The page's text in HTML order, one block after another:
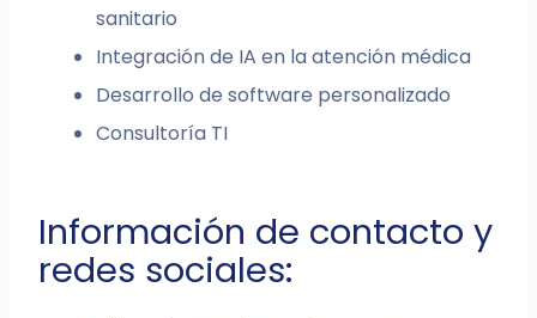
sanitario
Integración de IA en la atención médica
Desarrollo de software personalizado
Consultoría TI
Información de contacto y
redes sociales: